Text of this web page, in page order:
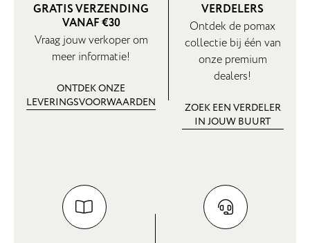
GRATIS VERZENDING
VANAF €30
Vraag jouw verkoper om
meer informatie!
ONTDEK ONZE
LEVERINGSVOORWAARDEN
VERDELERS
Ontdek de pomax
collectie bij één van
onze premium
dealers!
ZOEK EEN VERDELER
IN JOUW BUURT